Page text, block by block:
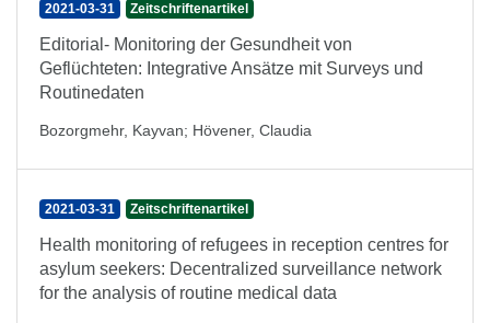
2021-03-31 Zeitschriftenartikel
Editorial- Monitoring der Gesundheit von
Geflüchteten: Integrative Ansätze mit Surveys und
Routinedaten
Bozorgmehr, Kayvan; Hövener, Claudia
2021-03-31 Zeitschriftenartikel
Health monitoring of refugees in reception centres for
asylum seekers: Decentralized surveillance network
for the analysis of routine medical data